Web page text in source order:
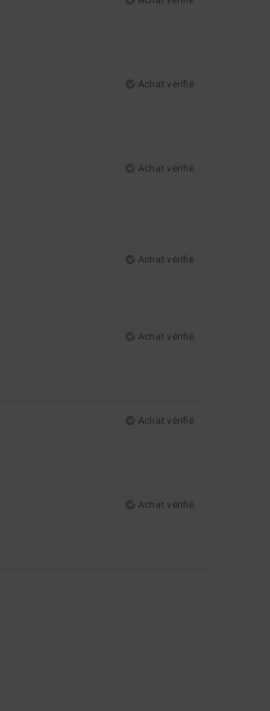
Achat vérifié
Achat vérifié
Achat vérifié
Achat vérifié
Achat vérifié
Achat vérifié